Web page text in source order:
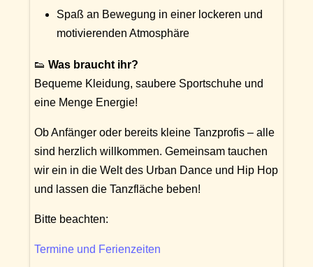
Spaß an Bewegung in einer lockeren und
motivierenden Atmosphäre
👟 Was braucht ihr?
Bequeme Kleidung, saubere Sportschuhe und
eine Menge Energie!
Ob Anfänger oder bereits kleine Tanzprofis – alle
sind herzlich willkommen. Gemeinsam tauchen
wir ein in die Welt des Urban Dance und Hip Hop
und lassen die Tanzfläche beben!
Bitte beachten:
Termine und Ferienzeiten